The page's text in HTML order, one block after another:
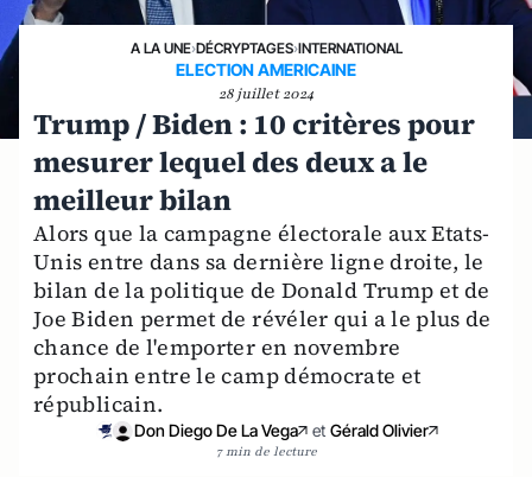
A LA UNE›DÉCRYPTAGES›INTERNATIONAL
ELECTION AMERICAINE
28 juillet 2024
Trump / Biden : 10 critères pour
mesurer lequel des deux a le
meilleur bilan
Alors que la campagne électorale aux Etats-
Unis entre dans sa dernière ligne droite, le
bilan de la politique de Donald Trump et de
Joe Biden permet de révéler qui a le plus de
chance de l'emporter en novembre
prochain entre le camp démocrate et
républicain.
Don Diego De La Vega et Gérald Olivier
7 min de lecture